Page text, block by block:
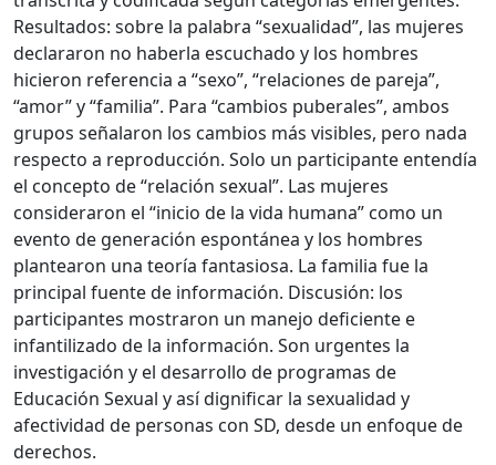
Resultados: sobre la palabra “sexualidad”, las mujeres
declararon no haberla escuchado y los hombres
hicieron referencia a “sexo”, “relaciones de pareja”,
“amor” y “familia”. Para “cambios puberales”, ambos
grupos señalaron los cambios más visibles, pero nada
respecto a reproducción. Solo un participante entendía
el concepto de “relación sexual”. Las mujeres
consideraron el “inicio de la vida humana” como un
evento de generación espontánea y los hombres
plantearon una teoría fantasiosa. La familia fue la
principal fuente de información. Discusión: los
participantes mostraron un manejo deficiente e
infantilizado de la información. Son urgentes la
investigación y el desarrollo de programas de
Educación Sexual y así dignificar la sexualidad y
afectividad de personas con SD, desde un enfoque de
derechos.